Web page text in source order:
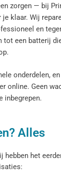
zorgen — bij
klaar. Wij
en
tot een batterij
onderdelen,
online. Geen
inbegrepen.
Alles
hebben het